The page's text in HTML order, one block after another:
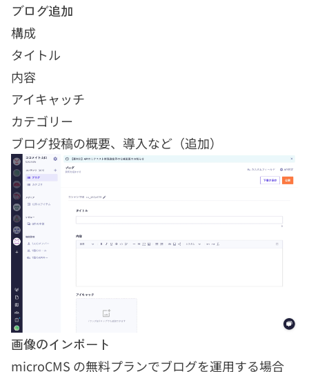
ブログ追加
構成
タイトル
内容
アイキャッチ
カテゴリー
ブログ投稿の概要、導入など（追加）
画像のインポート
microCMS の無料プランでブログを運用する場合